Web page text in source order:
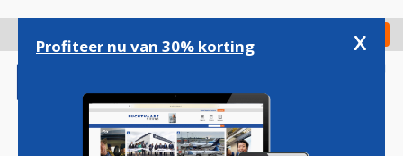
gaan
Check in
Profiteer nu van 30% korting x